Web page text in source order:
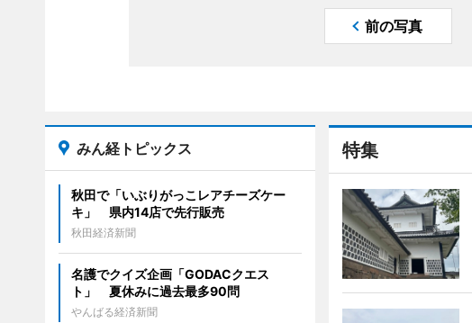
前の写真
特集
みん経トピックス
秋田で「いぶりがっこレアチーズケー
キ」 県内14店で先行販売
秋田経済新聞
名護でクイズ企画「GODACクエス
ト」 夏休みに過去最多90問
やんばる経済新聞